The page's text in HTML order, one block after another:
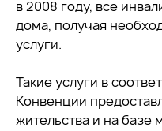
в 2008 году, все
дома, получая
услуги.
Такие услуги в
Конвенции
жительства и на базе